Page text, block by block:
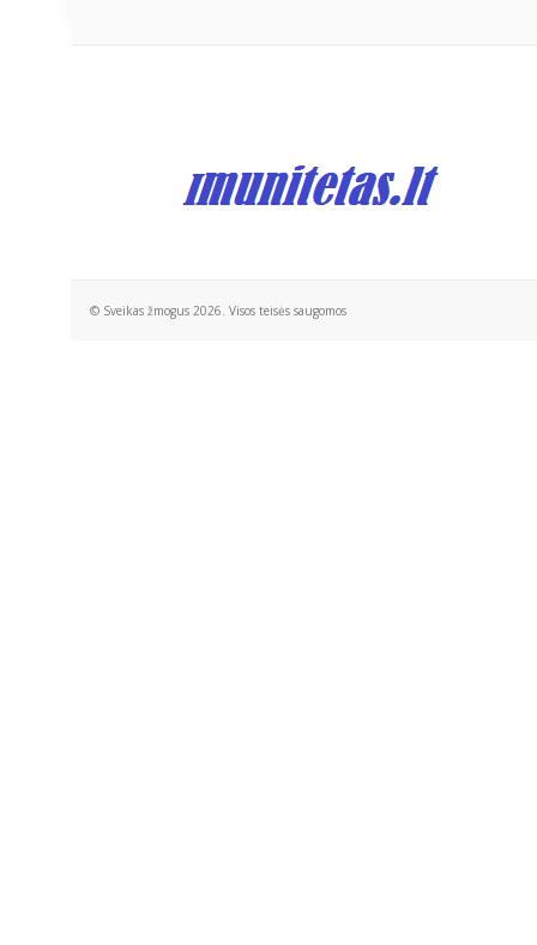
© Sveikas žmogus 2026. Visos teisės saugomos